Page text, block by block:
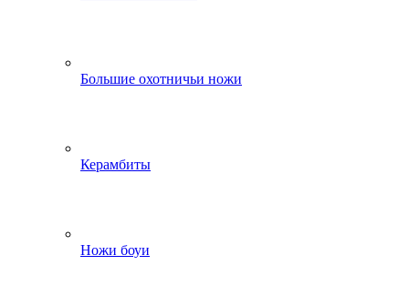
Большие охотничьи ножи
Керамбиты
Ножи боуи